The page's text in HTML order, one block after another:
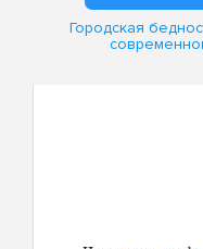
Городская